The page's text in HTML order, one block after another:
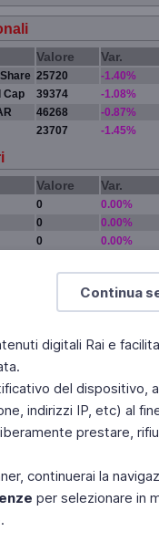
Continua
digitali Rai e
del dispositivo,
indirizzi IP, etc) al
prestare,
continuerai la
per selezionare in
Valore Var.
25720
-1.40%
Cap
39374
-1.08%
46268
-0.87%
23707 -1.45%
Valore Var.
0
0.00%
0
0.00%
0
0.00%